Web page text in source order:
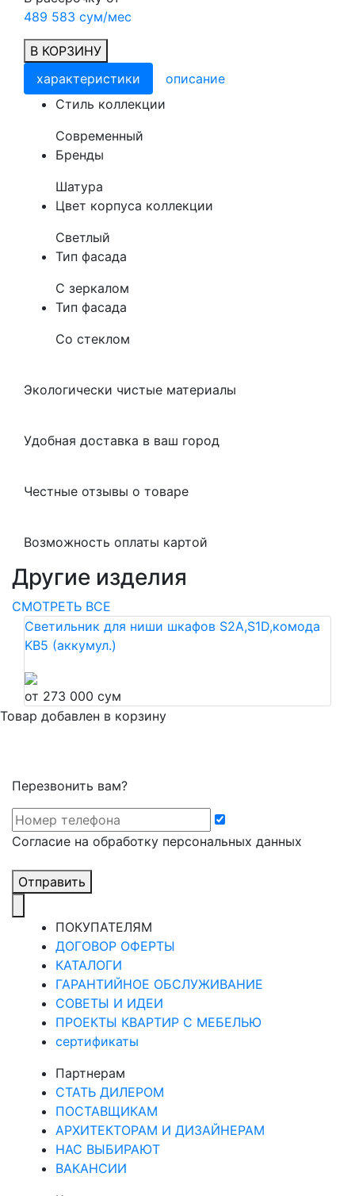
489 583 сум/мес
В КОРЗИНУ
характеристики
описание
Cтиль коллекции
Современный
Бренды
Шатура
Цвет корпуса коллекции
Светлый
Тип фасада
С зеркалом
Тип фасада
Со стеклом
Экологически чистые материалы
Удобная доставка в ваш город
Честные отзывы о товаре
Возможность оплаты картой
Другие изделия
СМОТРЕТЬ ВСЕ
Светильник для ниши шкафов S2A,S1D,комода
KB5 (аккумул.)
от 273 000 сум
Товар добавлен в корзину
Перезвонить вам?
Cогласие на обработку персональных данных
Отправить
ПОКУПАТЕЛЯМ
ДОГОВОР ОФЕРТЫ
КАТАЛОГИ
ГАРАНТИЙНОЕ ОБСЛУЖИВАНИЕ
СОВЕТЫ И ИДЕИ
ПРОЕКТЫ КВАРТИР С МЕБЕЛЬЮ
сертификаты
Партнерам
СТАТЬ ДИЛЕРОМ
ПОСТАВЩИКАМ
АРХИТЕКТОРАМ И ДИЗАЙНЕРАМ
НАС ВЫБИРАЮТ
ВАКАНСИИ